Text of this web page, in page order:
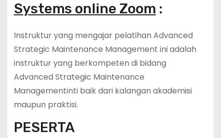
Systems online Zoom :
Instruktur yang mengajar pelatihan Advanced
Strategic Maintenance Management ini adalah
instruktur yang berkompeten di bidang
Advanced Strategic Maintenance
Managementinti baik dari kalangan akademisi
maupun praktisi.
PESERTA